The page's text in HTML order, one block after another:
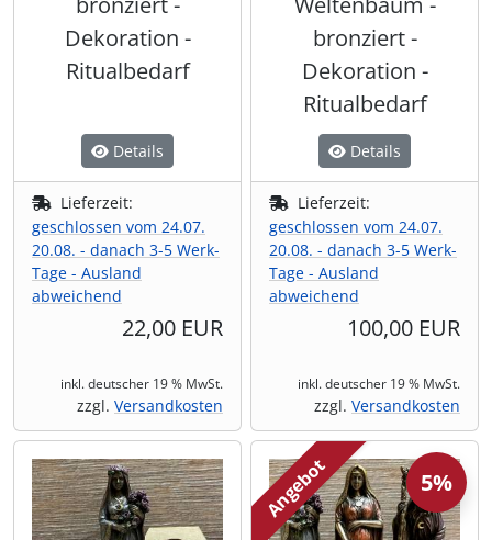
Dekoration -
Ritualbedarf
Details
Lieferzeit:
geschlossen vom 24.07.
20.08. - danach 3-5 Werk-
Tage - Ausland
abweichend
22,00 EUR
inkl. deutscher 19 % MwSt.
zzgl. Versandkosten
bronziert -
Dekoration -
Ritualbedarf
Details
Lieferzeit:
geschlossen vom 24.07.
20.08. - danach 3-5 Werk-
Tage - Ausland
abweichend
100,00 EUR
inkl. deutscher 19 % MwSt.
zzgl. Versandkosten
Angebot 5%